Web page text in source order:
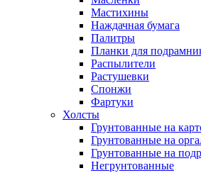
Мастихины
Наждачная бумага
Палитры
Планки для
Распылители
Растушевки
Спонжи
Фартуки
Холсты
Грунтованные на
Грунтованные на
Грунтованные на
Негрунтованные